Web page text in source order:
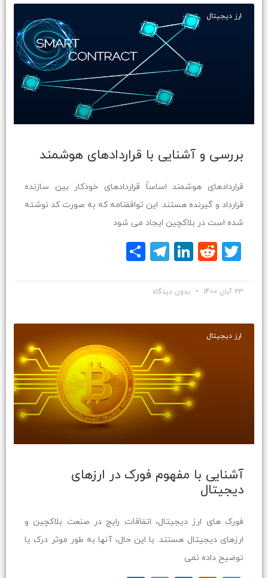
ارز دیجیتال
بررسی و آشنایی با قراردادهای هوشمند
قراردادهای هوشمند اساساً قراردادهای خودکار بین سازنده
قرارداد و گیرنده هستند. این توافقنامه که به صورت کد نوشته
شده است در بلاکچین ایجاد می شود
Twitter
Reddit
LinkedIn
Telegram
23 آبان 1400 بدون دیدگاه
ارز دیجیتال
آشنایی با مفهوم فورک در ارزهای
دیجیتال
فورک های ارز دیجیتال، اتفاقات رایج در صنعت بلاکچین و
ارزهای دیجیتال هستند. با این حال، آنها به طور موثر درک یا
توضیح داده نمی